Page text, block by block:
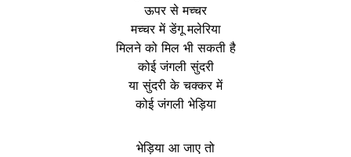
ऊपर से मच्चर
मच्चर में डेंगू मलेरिया
मिलने को मिल भी सकती है
कोई जंगली सुंदरी
या सुंदरी के चक्कर में
कोई जंगली भेड़िया
भेड़िया आ जाए तो